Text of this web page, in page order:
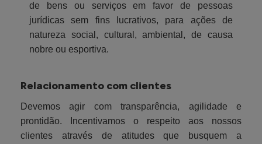
de bens ou serviços em favor de pessoas
jurídicas sem fins lucrativos, para ações de
natureza social, cultural, ambiental, de causa
nobre ou esportiva.
Relacionamento com clientes
Devemos agir com transparência, agilidade e
prontidão. Incentivamos o respeito aos nossos
clientes através de atitudes que busquem a